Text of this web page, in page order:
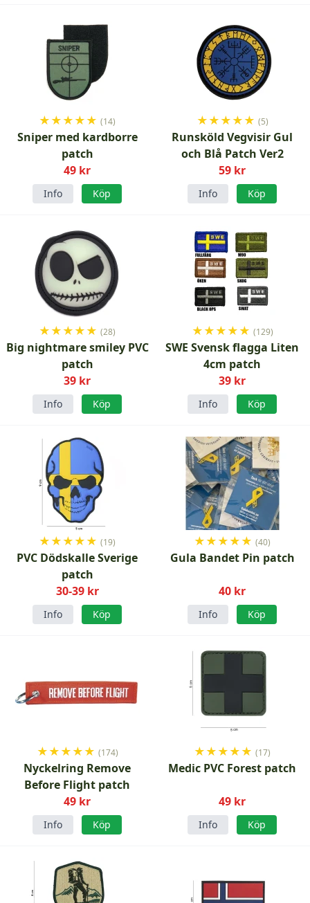
★★★★★ (14)
Sniper med kardborre
patch
49 kr
Info Köp
★★★★★ (5)
Runsköld Vegvisir Gul
och Blå Patch Ver2
59 kr
Info Köp
★★★★★ (28)
Big nightmare smiley PVC
patch
39 kr
Info Köp
★★★★★ (129)
SWE Svensk flagga Liten
4cm patch
39 kr
Info Köp
★★★★★ (19)
PVC Dödskalle Sverige
patch
30-39 kr
Info Köp
★★★★★ (40)
Gula Bandet Pin patch
40 kr
Info Köp
★★★★★ (174)
Nyckelring Remove
Before Flight patch
49 kr
Info Köp
★★★★★ (17)
Medic PVC Forest patch
49 kr
Info Köp